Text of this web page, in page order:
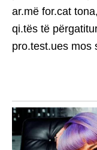
ar.më for.cat
qi.tës të
pro.test.ues mos